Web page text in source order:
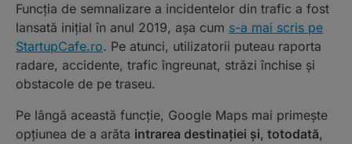
Funcția de semnalizare a incidentelor din trafic a fost
lansată inițial în anul 2019, așa cum s-a mai scris pe
StartupCafe.ro. Pe atunci, utilizatorii puteau raporta
radare, accidente, trafic îngreunat, străzi închise și
obstacole de pe traseu.
Pe lângă această funcție, Google Maps mai primește
opțiunea de a arăta intrarea destinației și, totodată,